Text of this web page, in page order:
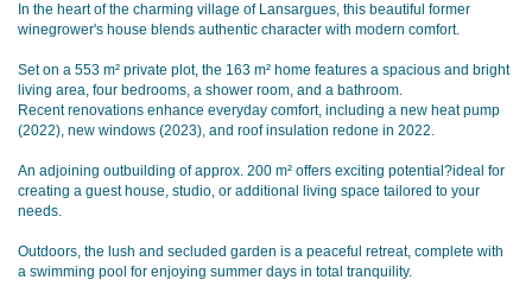
In the heart of the charming village of Lansargues, this beautiful former
winegrower's house blends authentic character with modern comfort.
Set on a 553 m² private plot, the 163 m² home features a spacious and bright
living area, four bedrooms, a shower room, and a bathroom.
Recent renovations enhance everyday comfort, including a new heat pump
(2022), new windows (2023), and roof insulation redone in 2022.
An adjoining outbuilding of approx. 200 m² offers exciting potential?ideal for
creating a guest house, studio, or additional living space tailored to your
needs.
Outdoors, the lush and secluded garden is a peaceful retreat, complete with
a swimming pool for enjoying summer days in total tranquility.